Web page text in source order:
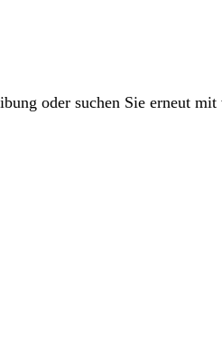
oder suchen Sie erneut